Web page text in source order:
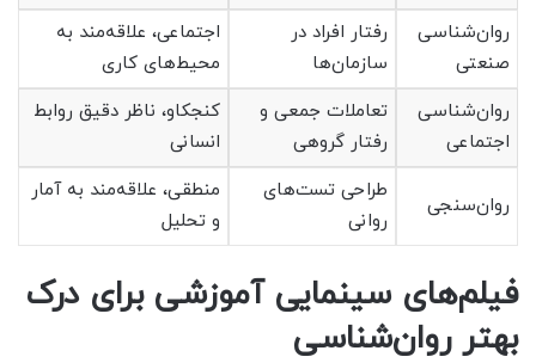
روان‌شناسی
صنعتی
رفتار افراد در
سازمان‌ها
اجتماعی، علاقه‌مند به
محیط‌های کاری
روان‌شناسی
اجتماعی
تعاملات جمعی و
رفتار گروهی
کنجکاو، ناظر دقیق روابط
انسانی
روان‌سنجی
طراحی تست‌های
روانی
منطقی، علاقه‌مند به آمار
و تحلیل
فیلم‌های سینمایی آموزشی برای درک
بهتر روان‌شناسی